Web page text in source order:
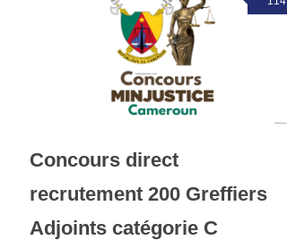
Concours direct
recrutement 200 Greffiers
Adjoints catégorie C